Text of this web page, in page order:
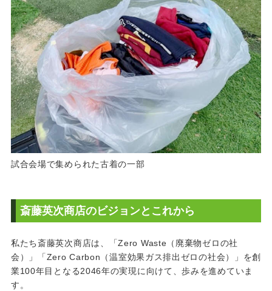
試合会場で集められた古着の一部
斎藤英次商店のビジョンとこれから
私たち斎藤英次商店は、「Zero Waste（廃棄物ゼロの社
会）」「Zero Carbon（温室効果ガス排出ゼロの社会）」を創
業100年目となる2046年の実現に向けて、歩みを進めていま
す。